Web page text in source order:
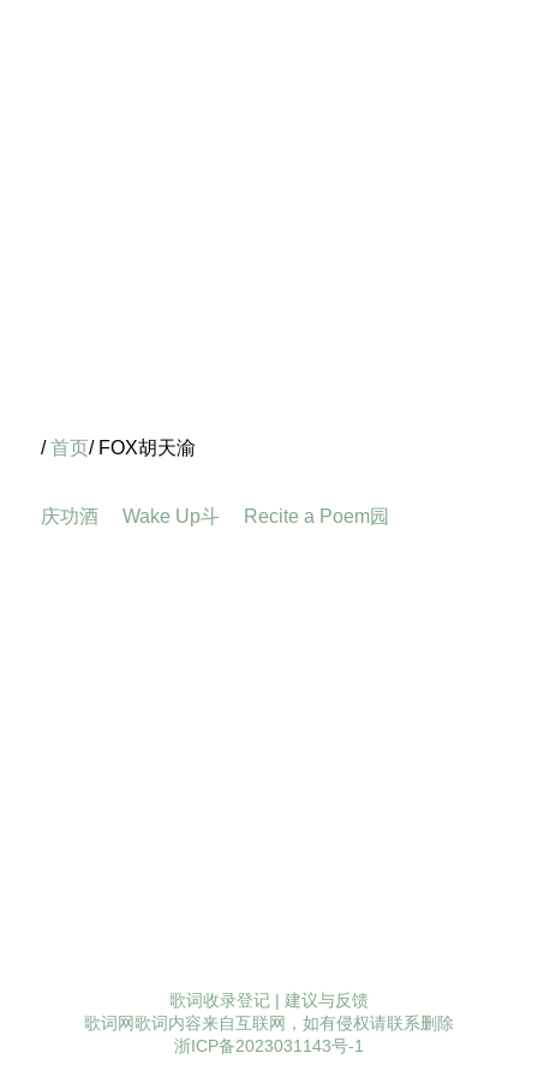
/首页/ FOX胡天渝
庆功酒 Wake Up斗 Recite a Poem园
歌词收录登记 | 建议与反馈
歌词网歌词内容来自互联网，如有侵权请联系删除
浙ICP备2023031143号-1